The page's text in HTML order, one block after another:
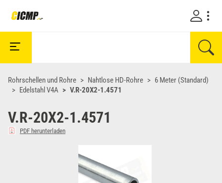
Rohrschellen und Rohre Nahtlose HD-Rohre
6 Meter (Standard)
Edelstahl V4A
V.R-20X2-1.4571
V.R-20X2-1.4571
PDF herunterladen